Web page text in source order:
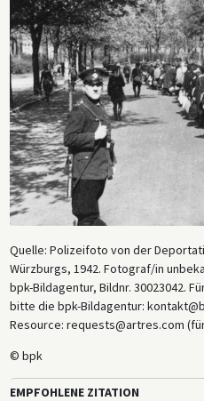
Quelle: Polizeifoto von der
Würzburgs, 1942. Fotograf/in
bpk-Bildagentur, Bildnr. 30023042.
bitte die bpk-Bildagentur:
Resource: requests@artres.com
© bpk
EMPFOHLENE ZITATION